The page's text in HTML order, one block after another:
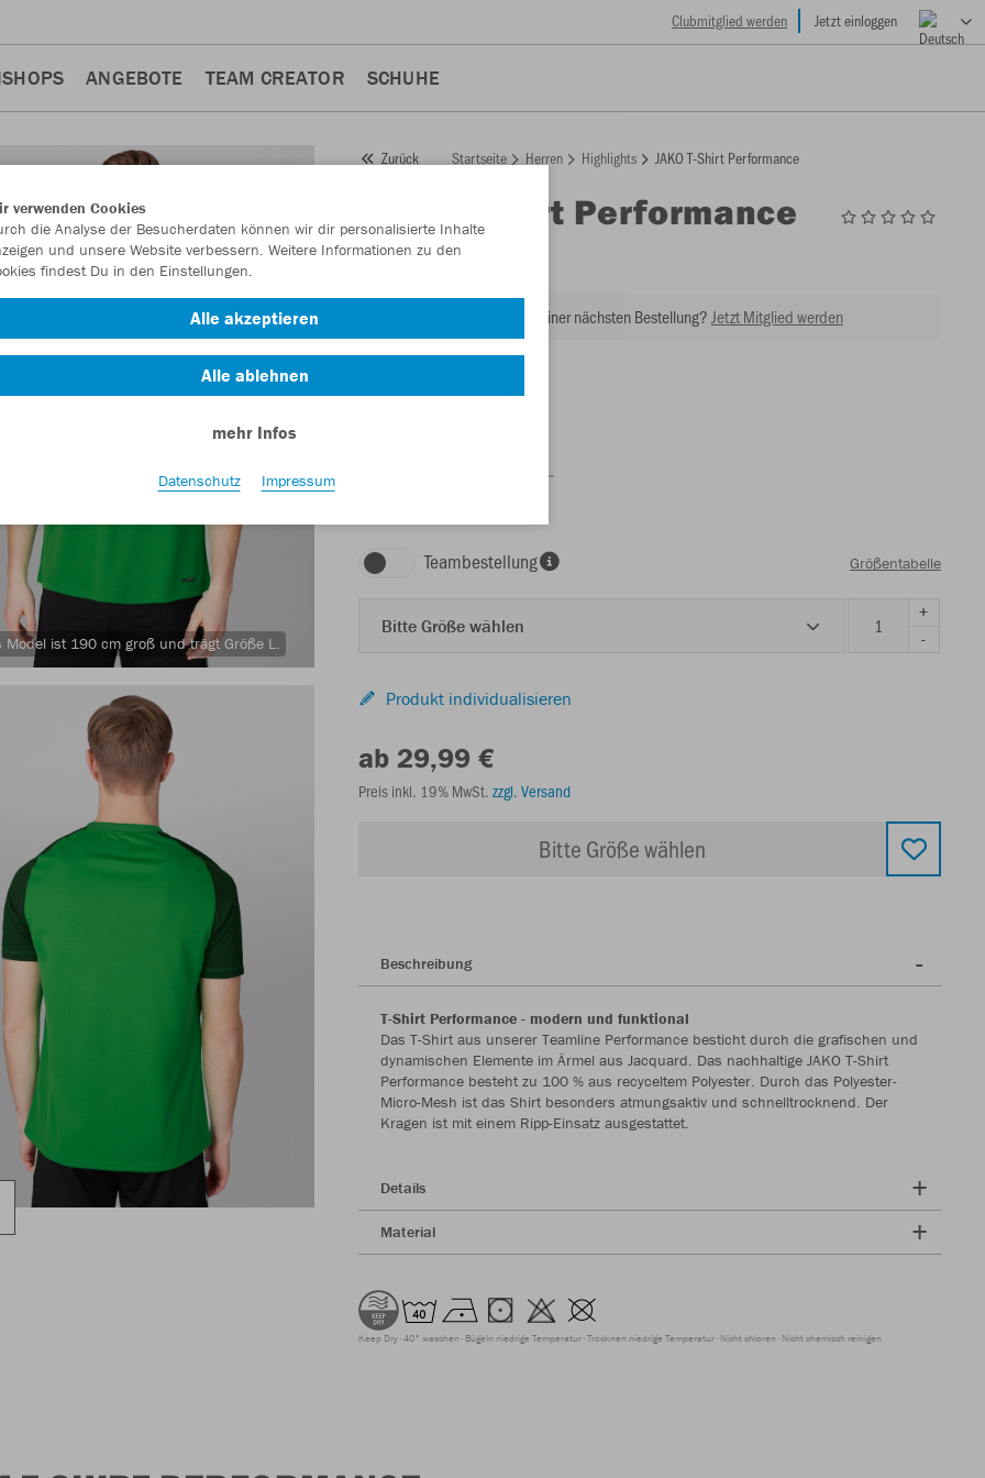
Clubmitglied werden Jetzt einloggen
ANGEBOTE TEAM CREATOR SCHUHE
Model ist 190 cm groß und trägt Größe L.
Zurück Startseite Herren Highlights JAKO T-Shirt Performance
T-Shirt Performance
Artikelnummer:
Lust auf 30% Rabatt bei Deiner nächsten Bestellung? Jetzt Mitglied werden
Teambestellung Größentabelle
Bitte Größe wählen
+
-
Produkt individualisieren
ab 29,99 €
Preis inkl. 19% MwSt. zzgl. Versand
Bitte Größe wählen
Beschreibung
T-Shirt Performance - modern und funktional
Das T-Shirt aus unserer Teamline Performance besticht durch die grafischen und
dynamischen Elemente im Ärmel aus Jacquard. Das nachhaltige JAKO T-Shirt
Performance besteht zu 100 % aus recyceltem Polyester. Durch das Polyester-
Micro-Mesh ist das Shirt besonders atmungsaktiv und schnelltrocknend. Der
Kragen ist mit einem Ripp-Einsatz ausgestattet.
Details
Material
Keep Dry 40° waschen Bügeln niedrige Temperatur Trocknen niedrige Temperatur Nicht chloren Nicht chemisch reinigen
verwenden Cookies
die Analyse der Besucherdaten können wir dir personalisierte Inhalte
und unsere Website verbessern. Weitere Informationen zu den
findest Du in den Einstellungen.
Alle akzeptieren
Alle ablehnen
mehr Infos
Datenschutz Impressum